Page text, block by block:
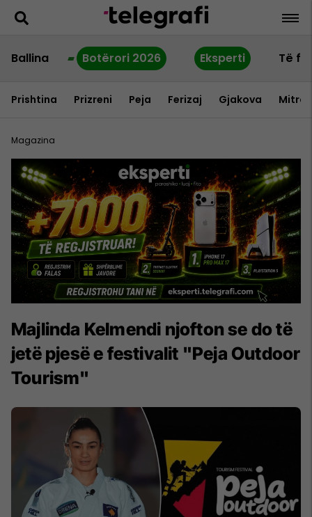
Ballina Botërori 2026 Eksperti Të
Prishtina Prizreni Peja Ferizaj Gjakova
Magazina
Majlinda Kelmendi njofton se do të
jetë pjesë e festivalit "Peja Outdoor
Tourism"